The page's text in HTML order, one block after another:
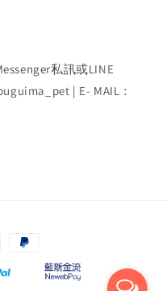
私訊或LINE
| E- MAIL：